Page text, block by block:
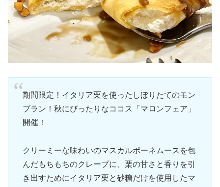
期間限定！イタリア栗を使ったしぼりたてのモン
ブラン！秋にぴったりなココス「マロンフェア」
開催！
クリーミーな味わいのマスカルポーネムースを包
んだもちもちのクレープに、栗の甘さと香りを引
き出すためにイタリア栗と砂糖だけを使用したマ